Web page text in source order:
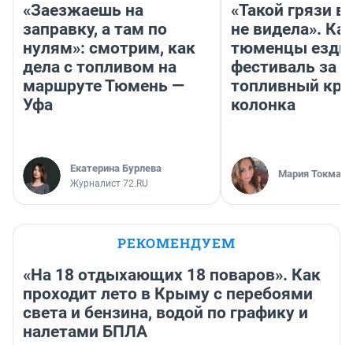
«Заезжаешь на
заправку, а там по
нулям»: смотрим, как
дела с топливом на
маршруте Тюмень —
Уфа
Екатерина Бурлева
Журналист 72.RU
«Такой грязи
не видела».
тюменцы
фестиваль за
топливный
колонка
Мария
РЕКОМЕНДУЕМ
«На 18 отдыхающих 18 поваров». Как
проходит лето в Крыму с перебоями
света и бензина, водой по графику и
налетами БПЛА